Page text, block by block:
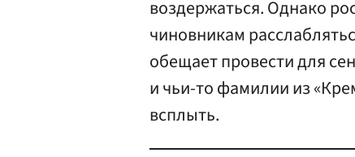
воздержаться. Однако
чиновникам
обещает провести для
и чьи-то фамилии из
всплыть.